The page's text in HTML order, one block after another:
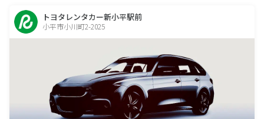
トヨタレンタカー新小平駅前
小平市小川町2-2025